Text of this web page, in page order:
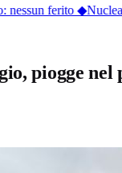
ferito◆
piogge nel